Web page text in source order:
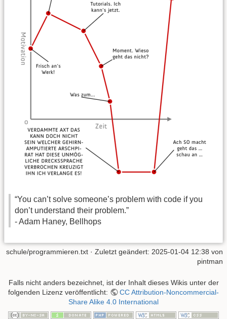
“You can’t solve someone’s problem with code if you
don’t understand their problem.”
- Adam Haney, Bellhops
schule/programmieren.txt · Zuletzt geändert: 2025-01-04 12:38 von
pintman
Falls nicht anders bezeichnet, ist der Inhalt dieses Wikis unter der
folgenden Lizenz veröffentlicht:
CC Attribution-Noncommercial-
Share Alike 4.0 International